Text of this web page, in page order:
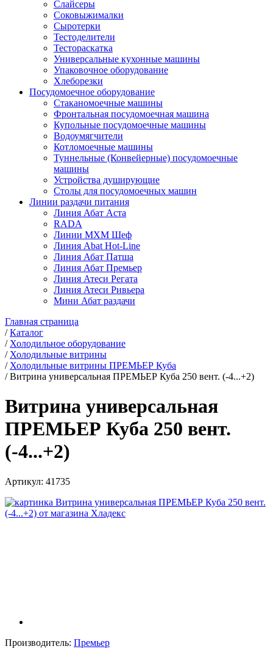
Слайсеры
Соковыжималки
Сыротерки
Тестоделители
Тестораскатка
Универсальные кухонные машины
Упаковочное оборудование
Хлеборезки
Посудомоечное оборудование
Стаканомоечные машины
Фронтальная посудомоечная машина
Купольные посудомоечные машины
Водоумягчители
Котломоечные машины
Туннельные (Конвейерные) посудомоечные
машины
Устройства душирующие
Столы для посудомоечных машин
Линии раздачи питания
Линия Абат Аста
RADA
Линии МХМ Шеф
Линия Abat Hot-Line
Линия Абат Патша
Линия Абат Премьер
Линия Атеси Регата
Линия Атеси Ривьера
Мини Абат раздачи
Главная страница
/Каталог
/ Холодильное оборудование
/ Холодильные витрины
/ Холодильные витрины ПРЕМЬЕР Куба
/Витрина универсальная ПРЕМЬЕР Куба 250 вент. (-4...+2)
Витрина универсальная
ПРЕМЬЕР Куба 250 вент.
(-4...+2)
Артикул: 41735
Производитель: Премьер